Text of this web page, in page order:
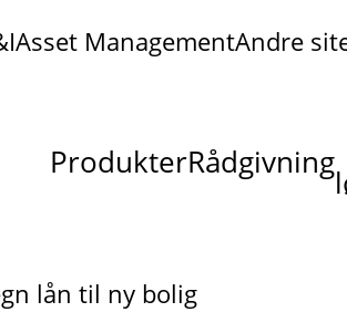
Asset ManagementAndre
ProdukterRådgivning
lån til ny bolig